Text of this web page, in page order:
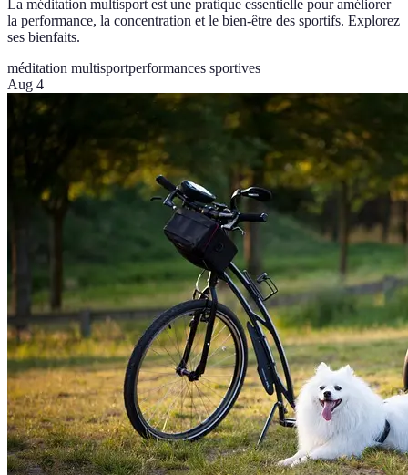
La méditation multisport est une pratique essentielle pour améliorer
la performance, la concentration et le bien-être des sportifs. Explorez
ses bienfaits.
méditation multisportperformances sportives
Aug 4